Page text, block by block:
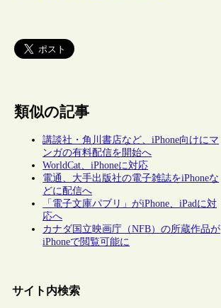
類似の記事
講談社・角川書店など、iPhone向けにマ
ンガの有料配信を開始へ
WorldCat、iPhoneに対応
電通、大手出版社の電子雑誌をiPhoneな
どに配信へ
「電子文庫パブリ」がiPhone、iPadに対
応へ
カナダ国立映画庁（NFB）の所蔵作品が
iPhoneで閲覧可能に
サイト内検索